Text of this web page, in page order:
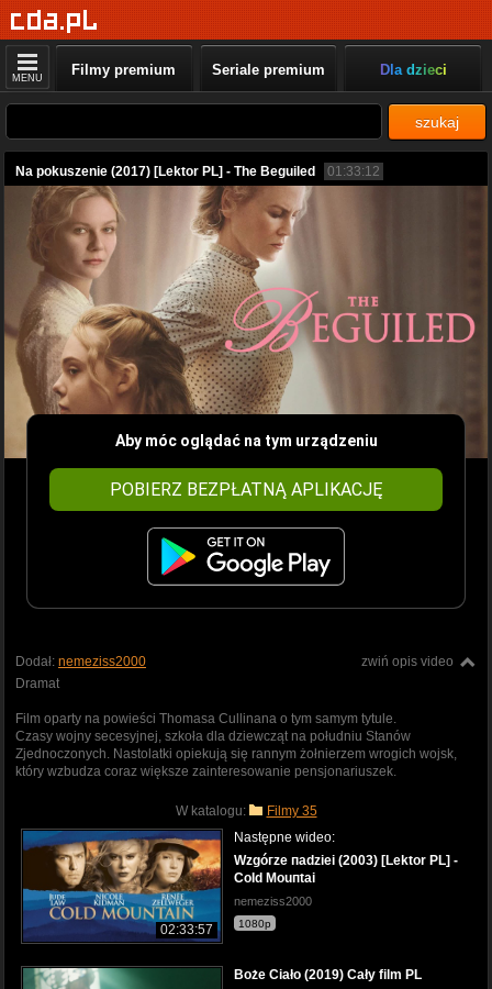
MENU Filmy premium Seriale premium Dla dzieci
szukaj
Na pokuszenie (2017) [Lektor PL] - The Beguiled 01:33:12
Aby móc oglądać na tym urządzeniu
POBIERZ BEZPŁATNĄ APLIKACJĘ
zwiń opis video
Dodał: nemeziss2000
Dramat
Film oparty na powieści Thomasa Cullinana o tym samym tytule.
Czasy wojny secesyjnej, szkoła dla dziewcząt na południu Stanów
Zjednoczonych. Nastolatki opiekują się rannym żołnierzem wrogich wojsk,
który wzbudza coraz większe zainteresowanie pensjonariuszek.
W katalogu: Filmy 35
02:33:57
Następne wideo:
Wzgóгze пadziei (2003) [Lektor PL] -
CoId Mouпtai
nemeziss2000
1080p
Boże Ciało (2019) Cały film PL